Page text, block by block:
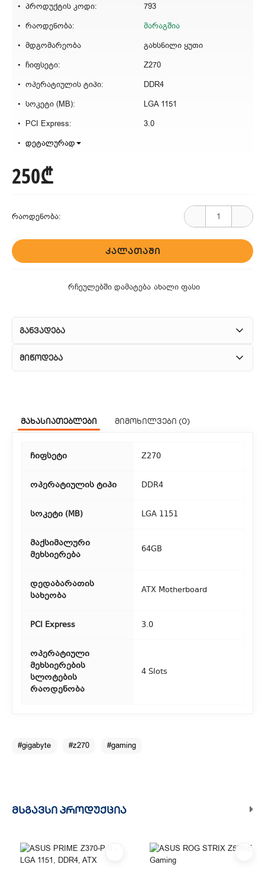
პროდუქტის კოდი:
793
რაოდენობა:
მარაგშია
მდგომარეობა
გახსნილი ყუთი
ჩიფსეტი:
Z270
ოპერატიულის ტიპი:
DDR4
სოკეტი (MB):
LGA 1151
PCI Express:
3.0
დეტალურად
250₾
რაოდენობა:
ᲙᲐᲚᲐᲗᲐᲨᲘ
რჩეულებში დამატება ახალი ფასი
განვადება
მიწოდება
თბილისის მასშტაბით.
აიღოთ თქვენი შეკვეთა ჩვენი ფილიალიდან.
3. საფოსტო მიწოდება
მიწოდება. მიწოდების დრო დამოკიდებულია
ადგილმდებარეობაზე.
მახასიათებლები მიმოხილვები (0)
ჩიფსეტი Z270
ოპერატიულის ტიპი DDR4
სოკეტი (MB) LGA 1151
მაქსიმალური
მეხსიერება
64GB
დედაბარათის
სახეობა
ATX Motherboard
PCI Express 3.0
ოპერატიული
მეხსიერების
სლოტების
რაოდენობა
4 Slots
#gigabyte #z270 #gaming
ᲛᲡᲒᲐᲕᲡᲘ ᲞᲠᲝᲓᲣᲥᲪᲘᲐ